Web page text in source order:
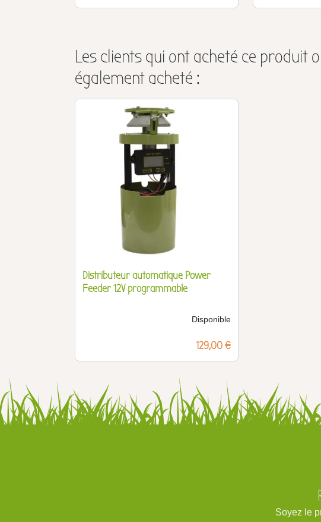
Les clients qui ont acheté ce produit
également acheté :
Distributeur automatique Power
Feeder 12V programmable
Disponible
Prix
129,00 €
Soyez le